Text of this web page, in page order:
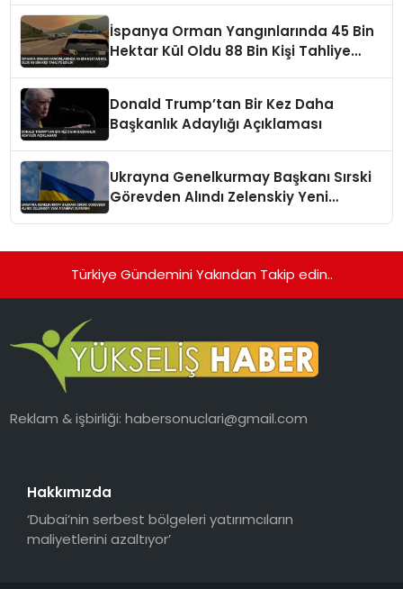
İspanya Orman Yangınlarında 45 Bin
Hektar Kül Oldu 88 Bin Kişi Tahliye
Donald Trump’tan Bir Kez Daha
Başkanlık Adaylığı Açıklaması
Ukrayna Genelkurmay Başkanı Sırski
Görevden Alındı Zelenskiy Yeni
Türkiye Gündemini Yakından Takip edin..
Reklam & işbirliği:habersonuclari@gmail.com
Hakkımızda
‘Dubai’nin serbest bölgeleri yatırımcıların
maliyetlerini azaltıyor’